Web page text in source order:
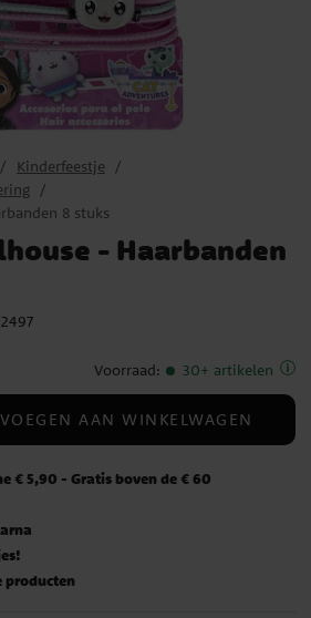
Kinderfeestje
8 stuks
- Haarbanden
Voorraad: 30+ artikelen
AAN WINKELWAGEN
€ 5,90 - Gratis boven de € 60
producten